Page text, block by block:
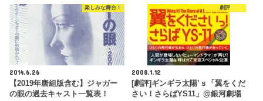
楽しみな舞台！
2014.6.26
【2019年唐組版含む】ジャガー
の眼の過去キャスト一覧表！
劇評
2008.1.12
[劇評]ギンギラ太陽’ｓ「翼をくだ
さい！さらばYS11」@銀河劇場